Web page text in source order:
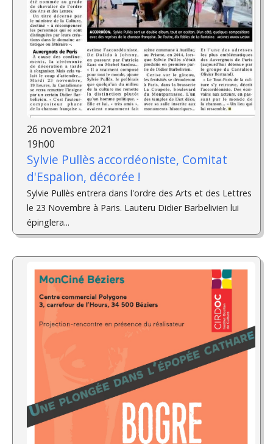
26 novembre 2021
19h00
Sylvie Pullès accordéoniste, Comitat
d'Espalion, décorée !
Sylvie Pullès entrera dans l'ordre des Arts et des Lettres
le 23 Novembre à Paris. Lauteru Didier Barbelivien lui
épinglera...